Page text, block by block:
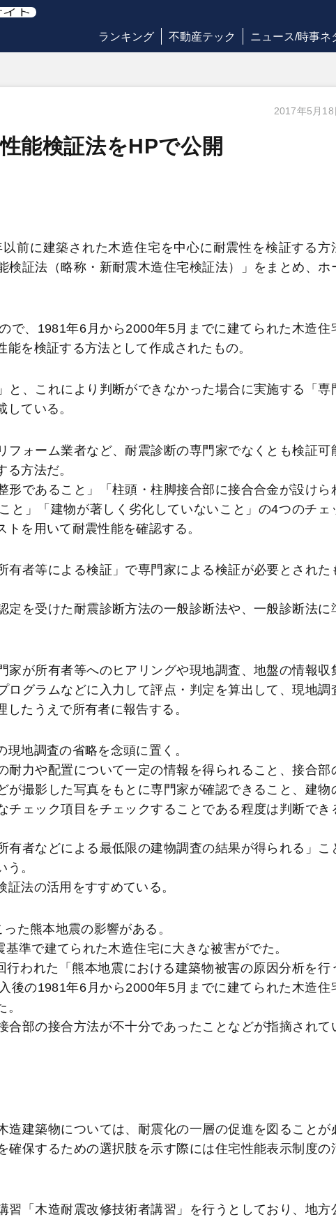
ランキング 不動産テック ニュース/時事ネ
2017年5月18
能検証法をHPで公開
前に建築された木造住宅を中心に耐震性を検証する方
検証法（略称・新耐震木造住宅検証法）」をまとめ、ホ
で、1981年6月から2000年5月までに建てられた木造住
を検証する方法として作成されたもの。
、これにより判断ができなかった場合に実施する「専
ている。
フォーム業者など、耐震診断の専門家でなくとも検証可
方法だ。
であること」「柱頭・柱脚接合部に接合合金が設けら
と」「建物が著しく劣化していないこと」の4つのチェ
を用いて耐震性能を確認する。
有者等による検証」で専門家による検証が必要とされた
を受けた耐震診断方法の一般診断法や、一般診断法に
が所有者等へのヒアリングや現地調査、地盤の情報収
ログラムなどに入力して評点・判定を算出して、現地調
たうえで所有者に報告する。
地調査の省略を念頭に置く。
力や配置について一定の情報を得られること、接合部
が撮影した写真をもとに専門家が確認できること、建物
チェック項目をチェックすることである程度は判断でき
者などによる最低限の建物調査の結果が得られる」こ
。
法の活用をすすめている。
た熊本地震の影響がある。
準で建てられた木造住宅に大きな被害がでた。
われた「熊本地震における建築物被害の原因分析を行
後の1981年6月から2000年5月までに建てられた木造住
部の接合方法が不十分であったことなどが指摘されて
建築物については、耐震化の一層の促進を図ることが
確保するための選択肢を示す際には住宅性能表示制度の
「木造耐震改修技術者講習」を行うとしており、地方